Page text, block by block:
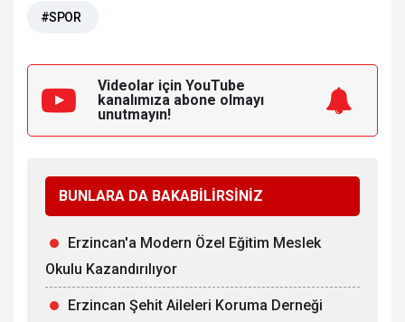
#SPOR
Videolar için YouTube
kanalımıza abone olmayı
unutmayın!
BUNLARA DA BAKABİLİRSİNİZ
Erzincan'a Modern Özel Eğitim Meslek
Okulu Kazandırılıyor
Erzincan Şehit Aileleri Koruma Derneği